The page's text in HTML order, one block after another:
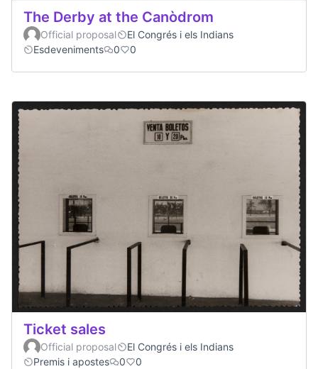
The Derby at the Canòdrom
Official proposal
El Congrés i els Indians
Esdeveniments
0 0
Ticket sales
Official proposal
El Congrés i els Indians
Premis i apostes
0 0